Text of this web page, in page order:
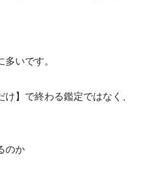
いです。
】で終わる鑑定ではなく、
のか